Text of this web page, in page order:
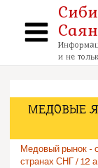
содержимому
Main
Саян
и не
МЕДОВЫЕ
Медовый рынок -
странах СНГ /12